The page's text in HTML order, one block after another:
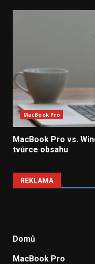
MacBook Pro
MacBook Pro vs.
tvůrce obsahu
REKLAMA
Domů
MacBook Pro